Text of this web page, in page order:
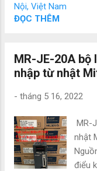
tốt.
và hỗ
585 •
Nội, Việt Nam
ĐỌC THÊM
MR-JE-20A bộ
nhập từ nhật
- tháng 5 16, 2022
MR-
nhật
điểu